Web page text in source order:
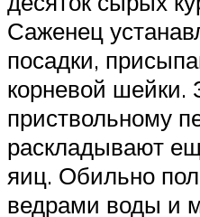
Саженец
посадки,
корневой шейки.
приствольному
раскладывают
яиц. Обильно
ведрами воды и